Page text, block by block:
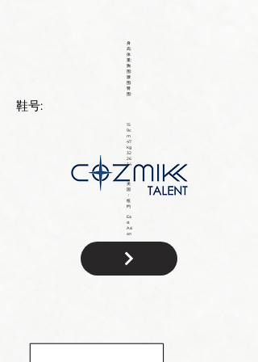
Ea
st
Asi
an
美
国
：
纽
约
身
高:
体
重:
胸
围:
腰
围:
臀
围:
鞋号:
15
9c
m
47
kg
32
26
34
籍: